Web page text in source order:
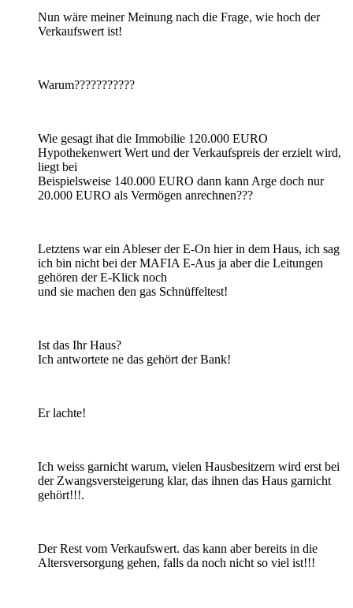
Nun wäre meiner Meinung nach die Frage, wie hoch der
Verkaufswert ist!
Warum???????????
Wie gesagt ihat die Immobilie 120.000 EURO
Hypothekenwert Wert und der Verkaufspreis der erzielt wird,
liegt bei
Beispielsweise 140.000 EURO dann kann Arge doch nur
20.000 EURO als Vermögen anrechnen???
Letztens war ein Ableser der E-On hier in dem Haus, ich sag
ich bin nicht bei der MAFIA E-Aus ja aber die Leitungen
gehören der E-Klick noch
und sie machen den gas Schnüffeltest!
Ist das Ihr Haus?
Ich antwortete ne das gehört der Bank!
Er lachte!
Ich weiss garnicht warum, vielen Hausbesitzern wird erst bei
der Zwangsversteigerung klar, das ihnen das Haus garnicht
gehört!!!.
Der Rest vom Verkaufswert. das kann aber bereits in die
Altersversorgung gehen, falls da noch nicht so viel ist!!!